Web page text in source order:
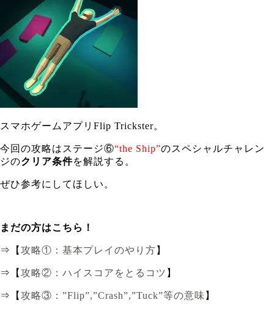
スマホゲームアプリFlip Trickster。
今回の攻略はステージ⑥“the Ship”のスペシャルチャレン
ジのクリア条件を解説する。
ぜひ参考にしてほしい。
まだの方はこちら！
⇒【 攻略①：基本プレイのやり方 】
⇒【 攻略②：ハイスコアをとるコツ 】
⇒【 攻略③：”Flip”,”Crash”,”Tuck”等の意味 】